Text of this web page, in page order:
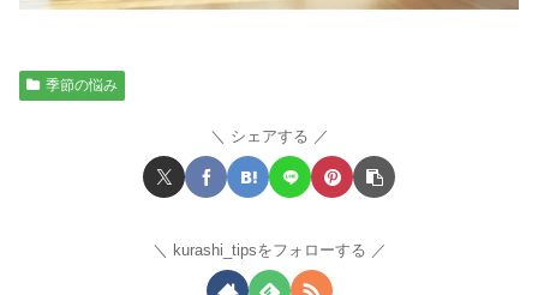
季節の悩み
シェアする
kurashi_tipsをフォローする